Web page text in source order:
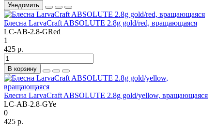
Уведомить
Блесна LarvaCraft ABSOLUTE 2.8g gold/red, вращающаяся
LC-AB-2.8-GRed
1
425 р.
В корзину
Блесна LarvaCraft ABSOLUTE 2.8g gold/yellow, вращающаяся
LC-AB-2.8-GYe
0
425 р.